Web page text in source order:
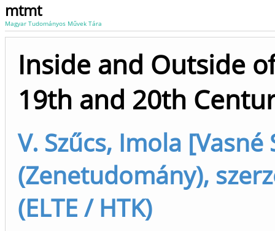
mtmt
Magyar Tudományos Művek Tára
Inside and Outside
19th and 20th
V. Szűcs, Imola [Vasné
(Zenetudomány),
(ELTE / HTK)